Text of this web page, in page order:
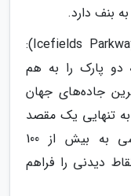
بنف دارد.
جاده آیس‌فیلدز پارک‌وی (Icefields Parkway):
که دو پارک را به هم
جاده‌های جهان
تنهایی یک مقصد
گردشگری است که دسترسی به بیش از 100
دیدنی را فراهم